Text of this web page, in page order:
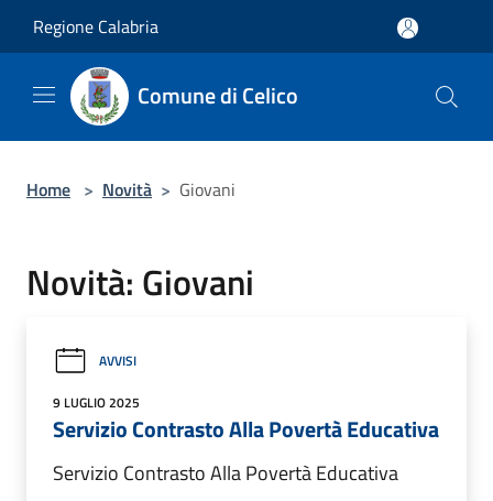
Regione Calabria
Comune di Celico
Home > Novità > Giovani
Novità: Giovani
AVVISI
9 LUGLIO 2025
Servizio Contrasto Alla Povertà Educativa
Servizio Contrasto Alla Povertà Educativa